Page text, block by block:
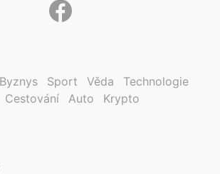
Byznys Sport Věda
Technologie
Cestování Auto Krypto